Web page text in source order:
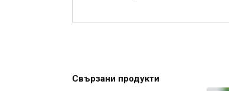
Свързани продукти